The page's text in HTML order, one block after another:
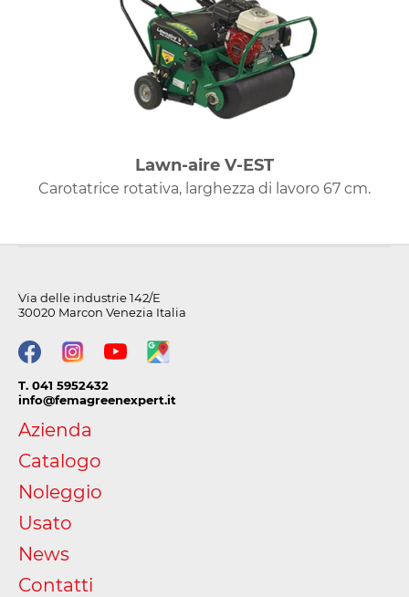
Lawn-aire V-EST
Carotatrice rotativa, larghezza di lavoro 67 cm.
Via delle industrie 142/E
30020 Marcon Venezia Italia
T. 041 5952432
info@femagreenexpert.it
Azienda
Catalogo
Noleggio
Usato
News
Contatti